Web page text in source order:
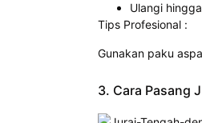
Ulangi
Tips Profesional :
Gunakan paku
3. Cara Pasang